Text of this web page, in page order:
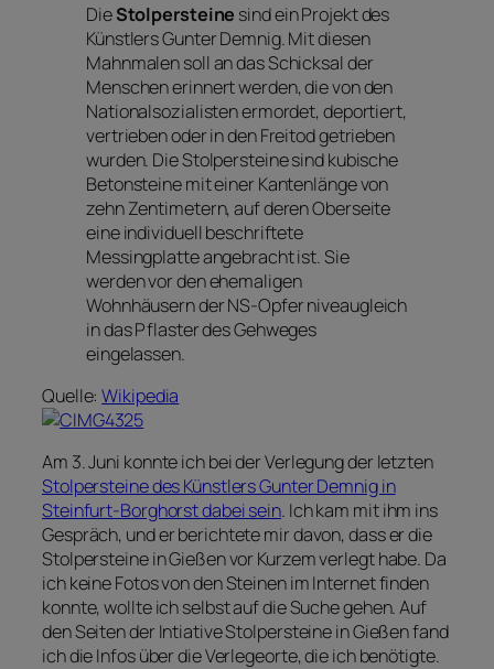
DieStolpersteine sind ein Projekt des
Künstlers Gunter Demnig. Mit diesen
Mahnmalen soll an das Schicksal der
Menschen erinnert werden, die von den
Nationalsozialisten ermordet, deportiert,
vertrieben oder in den Freitod getrieben
wurden. Die Stolpersteine sind kubische
Betonsteine mit einer Kantenlänge von
zehn Zentimetern, auf deren Oberseite
eine individuell beschriftete
Messingplatte angebracht ist. Sie
werden vor den ehemaligen
Wohnhäusern der NS-Opfer niveaugleich
in das Pflaster des Gehweges
eingelassen.
Quelle:Wikipedia
Am 3. Juni konnte ich bei der Verlegung der letzten
Stolpersteine des Künstlers Gunter Demnig in
Steinfurt-Borghorst dabei sein. Ich kam mit ihm ins
Gespräch, und er berichtete mir davon, dass er die
Stolpersteine in Gießen vor Kurzem verlegt habe. Da
ich keine Fotos von den Steinen im Internet finden
konnte, wollte ich selbst auf die Suche gehen. Auf
den Seiten der Intiative Stolpersteine in Gießen fand
ich die Infos über die Verlegeorte, die ich benötigte.